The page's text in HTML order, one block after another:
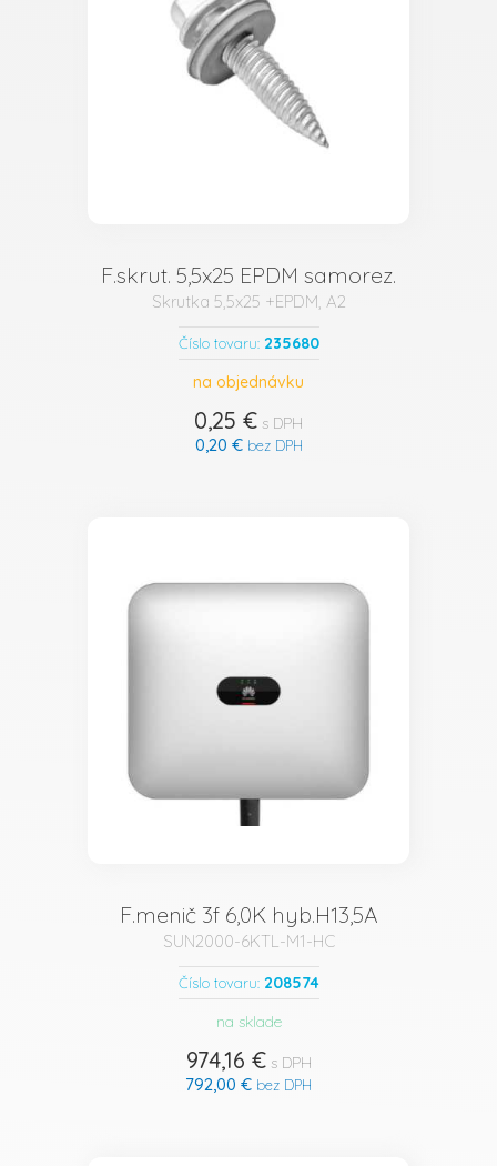
F.skrut. 5,5x25 EPDM samorez.
Skrutka 5,5x25 +EPDM, A2
Číslo tovaru: 235680
na objednávku
0,25 € s DPH
0,20 €bez DPH
F.menič 3f 6,0K hyb.H13,5A
SUN2000-6KTL-M1-HC
Číslo tovaru: 208574
na sklade
974,16 €s DPH
792,00 € bez DPH